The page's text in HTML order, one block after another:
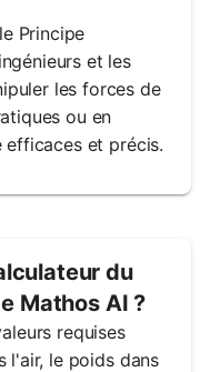
Principe
et les
les forces de
ou en
efficaces et précis.
du
Mathos AI ?
requises
l'air, le poids dans